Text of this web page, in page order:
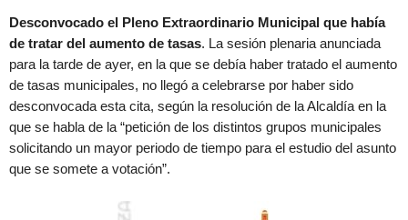
Desconvocado el Pleno Extraordinario Municipal que había
de tratar del aumento de tasas. La sesión plenaria anunciada
para la tarde de ayer, en la que se debía haber tratado el aumento
de tasas municipales, no llegó a celebrarse por haber sido
desconvocada esta cita, según la resolución de la Alcaldía en la
que se habla de la “petición de los distintos grupos municipales
solicitando un mayor periodo de tiempo para el estudio del asunto
que se somete a votación”.